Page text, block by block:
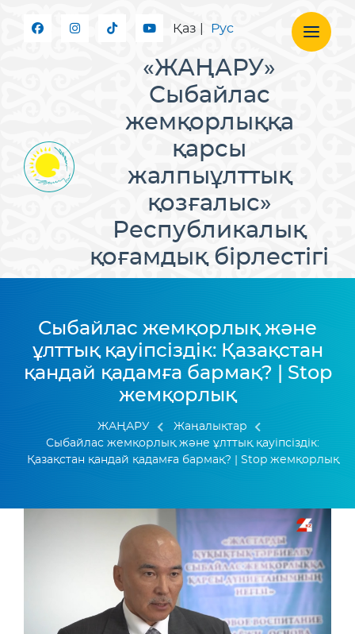
Қаз Рус
«ЖАҢАРУ»
Сыбайлас
жемқорлыққа
қарсы
жалпыұлттық
қозғалыс»
Республикалық
қоғамдық бірлестігі
Сыбайлас жемқорлық және
ұлттық қауіпсіздік: Қазақстан
қандай қадамға бармақ? | Stop
жемқорлық
ЖАҢАРУ
Жаңалықтар
Сыбайлас жемқорлық және ұлттық қауіпсіздік:
Қазақстан қандай қадамға бармақ? | Stop жемқорлық